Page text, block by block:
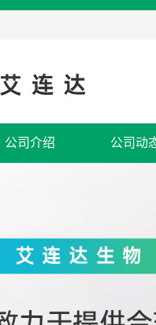
公司介绍 公司动